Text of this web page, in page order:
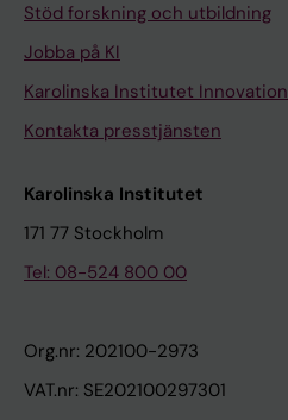
Stöd forskning och utbildning
Jobba på KI
Karolinska Institutet Innovation
Kontakta presstjänsten
Karolinska Institutet
171 77 Stockholm
Tel: 08-524 800 00
Org.nr: 202100-2973
VAT.nr: SE202100297301